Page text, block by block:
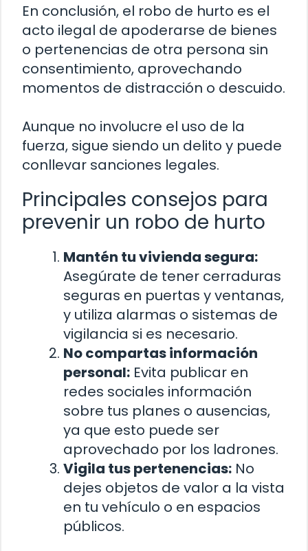
En conclusión, el robo de hurto es el
acto ilegal de apoderarse de bienes
o pertenencias de otra persona sin
consentimiento, aprovechando
momentos de distracción o descuido.
Aunque no involucre el uso de la
fuerza, sigue siendo un delito y puede
conllevar sanciones legales.
Principales consejos para
prevenir un robo de hurto
Mantén tu vivienda segura:
Asegúrate de tener cerraduras
seguras en puertas y ventanas,
y utiliza alarmas o sistemas de
vigilancia si es necesario.
No compartas información
personal: Evita publicar en
redes sociales información
sobre tus planes o ausencias,
ya que esto puede ser
aprovechado por los ladrones.
Vigila tus pertenencias: No
dejes objetos de valor a la vista
en tu vehículo o en espacios
públicos.